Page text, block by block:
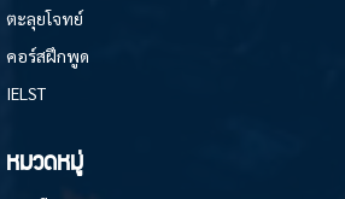
ตะลุยโจทย์
คอร์สฝึกพูด
IELST
หมวดหมู่